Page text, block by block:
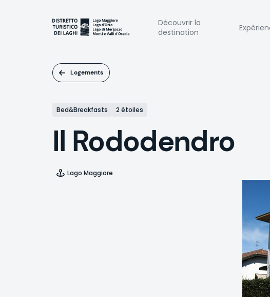
Découvrir la
destination
Logements
Bed&Breakfasts 2 étoiles
Il Rododendro
Lago Maggiore